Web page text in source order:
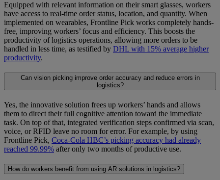
Equipped with relevant information on their smart glasses, workers
have access to real-time order status, location, and quantity. When
implemented on wearables, Frontline Pick works completely hands-
free, improving workers’ focus and efficiency. This boosts the
productivity of logistics operations, allowing more orders to be
handled in less time, as testified by DHL with 15% average higher
productivity.
Can vision picking improve order accuracy and reduce errors in
logistics?
Yes, the innovative solution frees up workers’ hands and allows
them to direct their full cognitive attention toward the immediate
task. On top of that, integrated verification steps confirmed via scan,
voice, or RFID leave no room for error. For example, by using
Frontline Pick, Coca-Cola HBC’s picking accuracy had already
reached 99.99% after only two months of productive use.
How do workers benefit from using AR solutions in logistics?